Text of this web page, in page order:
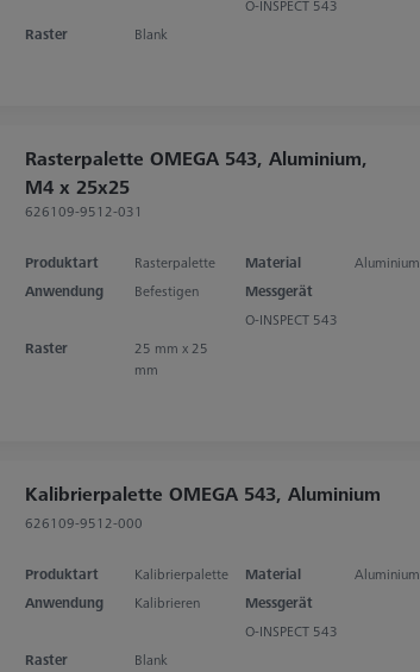
O-INSPECT 543
Raster
Blank
Rasterpalette OMEGA 543, Aluminium,
M4 x 25x25
626109-9512-031
Produktart Rasterpalette Material
Aluminium
Anwendung
Befestigen
Messgerät
O-INSPECT 543
Raster
25 mm x 25
mm
Kalibrierpalette OMEGA 543, Aluminium
626109-9512-000
Produktart Kalibrierpalette Material
Aluminium
Anwendung
Kalibrieren
Messgerät
O-INSPECT 543
Raster
Blank